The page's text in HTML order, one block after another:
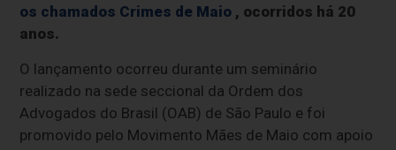
os chamados Crimes de Maio , ocorridos há 20
anos.
O lançamento ocorreu durante um seminário
realizado na sede seccional da Ordem dos
Advogados do Brasil (OAB) de São Paulo e foi
promovido pelo Movimento Mães de Maio com apoio